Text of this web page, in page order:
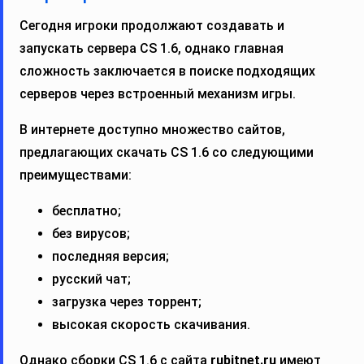
Сегодня игроки продолжают создавать и
запускать сервера CS 1.6, однако главная
сложность заключается в поиске подходящих
серверов через встроенный механизм игры.
В интернете доступно множество сайтов,
предлагающих скачать CS 1.6 со следующими
преимуществами:
бесплатно;
без вирусов;
последняя версия;
русский чат;
загрузка через торрент;
высокая скорость скачивания.
Однако сборки CS 1.6 с сайта rubitnet.ru имеют